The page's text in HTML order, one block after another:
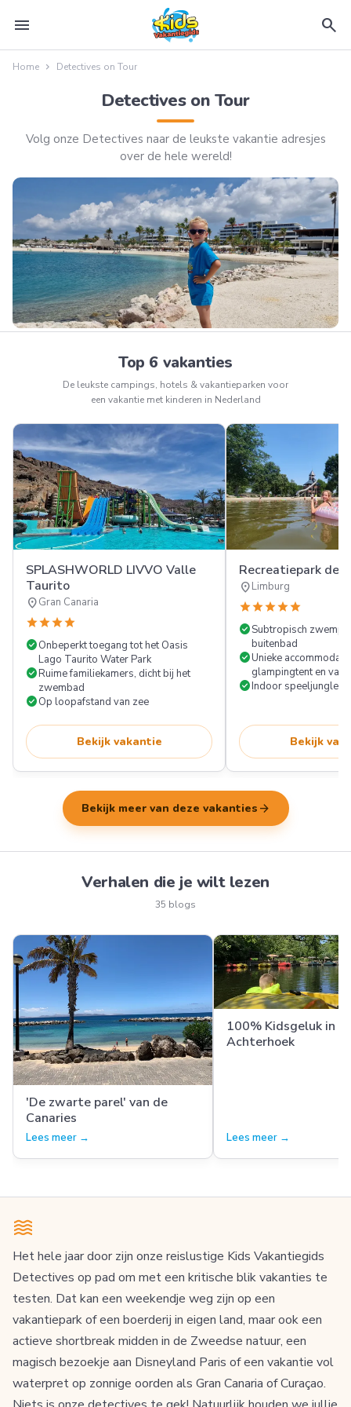
menu search
Home Detectives on Tour
Detectives on Tour
Volg onze Detectives naar de leukste vakantie adresjes
over de hele wereld!
Top 6 vakanties
De leukste campings, hotels & vakantieparken voor
een vakantie met kinderen in Nederland
SPLASHWORLD LIVVO Valle
Taurito
location_onGran Canaria
starstarstarstar
check_circleOnbeperkt toegang tot het Oasis
Lago Taurito Water Park
check_circleRuime familiekamers, dicht bij het
zwembad
check_circleOp loopafstand van zee
Bekijk vakantie
Recreatiepark de
location_onLimburg
starstarstarstarstar
check_circleSubtropisch
buitenbad
check_circleUnieke
glampingtent en
check_circleIndoor speeljungle
Bekijk
Bekijk meer van deze vakanties arrow_forward
Verhalen die je wilt lezen
35 blogs
'De zwarte parel' van de
Canaries
Lees meer →
100% Kidsgeluk in
Achterhoek
Lees meer →
Het hele jaar door zijn onze reislustige Kids Vakantiegids
Detectives op pad om met een kritische blik vakanties te
testen. Dat kan een weekendje weg zijn op een
vakantiepark of een boerderij in eigen land, maar ook een
actieve shortbreak midden in de Zweedse natuur, een
magisch bezoekje aan Disneyland Paris of een vakantie vol
waterpret op zonnige oorden als Gran Canaria of Curaçao.